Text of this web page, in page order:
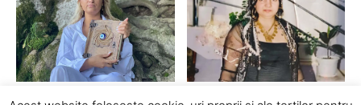
Cea mai bună vrăjitoare din
Mulţumiri recente pentru